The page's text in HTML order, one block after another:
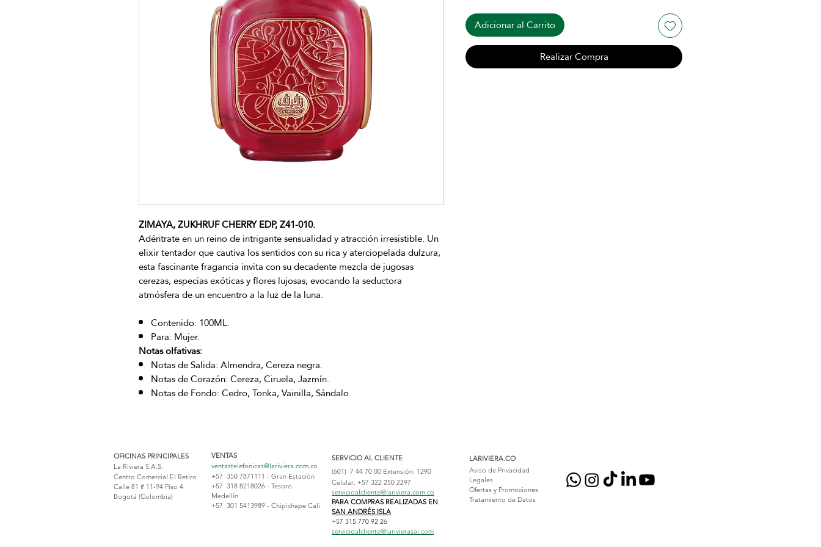
ZIMAYA, ZUKHRUF CHERRY EDP, Z41-010.
Adéntrate en un reino de intrigante sensualidad y atracción irresistible. Un
elixir tentador que cautiva los sentidos con su rica y aterciopelada dulzura,
esta fascinante fragancia invita con su decadente mezcla de jugosas
cerezas, especias exóticas y flores lujosas, evocando la seductora
atmósfera de un encuentro a la luz de la luna.
Contenido: 100ML.
Para: Mujer.
Notas olfativas:
Notas de Salida: Almendra, Cereza negra.
Notas de Corazón: Cereza, Ciruela, Jazmín.
Notas de Fondo: Cedro, Tonka, Vainilla, Sándalo.
Adicionar al Carrito
Realizar Compra
OFICINAS PRINCIPALES
La Riviera S.A.S.
Centro Comercial El Retiro
Calle 81 # 11-94 Piso 4
Bogotá (Colombia)
VENTAS
ventastelefonicas@lariviera.com.co
+57 350 7871111 - Gran Estación
+57 318 8218026 - Tesoro
Medellín
+57 301 5413989 - Chipichape Cali
SERVICIO AL CLIENTE
(601) 7 44 70 00 Extensión: 1290
Celular: +57 322 250 2297
servicioalcliente@lariviera.com.co
PARA COMPRAS REALIZADAS EN
SAN ANDRÉS ISLA
+57 315 770 92 26
servicioalcliente@larivierasai.com
LARIVIERA.CO
Aviso de Privacidad
Legales
Ofertas y Promociones
Tratamiento de Datos